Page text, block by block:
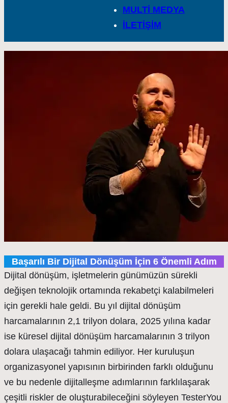
MULTİ MEDYA
İLETİŞİM
Başarılı Bir Dijital Dönüşüm İçin 6 Önemli Adım
Dijital dönüşüm, işletmelerin günümüzün sürekli
değişen teknolojik ortamında rekabetçi kalabilmeleri
için gerekli hale geldi. Bu yıl dijital dönüşüm
harcamalarının 2,1 trilyon dolara, 2025 yılına kadar
ise küresel dijital dönüşüm harcamalarının 3 trilyon
dolara ulaşacağı tahmin ediliyor. Her kuruluşun
organizasyonel yapısının birbirinden farklı olduğunu
ve bu nedenle dijitalleşme adımlarının farklılaşarak
çeşitli riskler de oluşturabileceğini söyleyen TesterYou